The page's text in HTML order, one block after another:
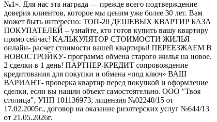
№1». Для нас эта награда — прежде всего подтверждение
доверия клиентов, которое мы ценим уже более 30 лет. Вам
может быть интересно: ТОП-20 ДЕШЕВЫХ КВАРТИР БАЗА
ПОКУПАТЕЛЕЙ – узнайте, кто готов купить вашу квартиру
прямо сейчас! КАЛЬКУЛЯТОР СТОИМОСТИ ЖИЛЬЯ –
онлайн- расчет стоимости вашей квартиры! ПЕРЕЕЗЖАЕМ В
НОВОСТРОЙКУ- программа обмена старого жилья на новое.
2 сделки в 1 день! ПАРТНЕР-КРЕДИТ сопровождение
кредитования для покупки и обмена «под ключ» ВАШ
ВАРИАНТ- проверка квартир перед покупкой и оформление
сделки, если вы нашли объект самостоятельно. ООО "Твоя
столица", УНП 101136973, лицензия №02240/15 от
17.02.2005г., договор на оказание риэлтерских услуг №644/13
от 21.05.2026г.